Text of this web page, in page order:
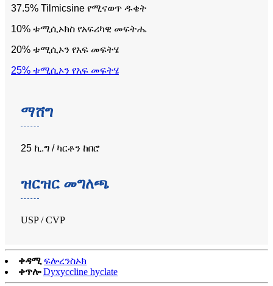
37.5% Tilmicsine የሚናወጥ ዱቄት
10% ቱሚሲኦክስ የአፍሪካዊ መፍትሔ
20% ቱሚሲኦን የአፍ መፍትሄ
25% ቱሚሲኦን የአፍ መፍትሄ
ማሸግ
25 ኪ.ግ / ካርቶን ከበሮ
ዝርዝር መግለጫ
USP / CVP
ቀዳሚ ፍሎረንስኦክ
ቀጥሎ Dyxyccline hyclate